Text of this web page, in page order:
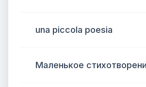
una piccola poesia
Маленькое